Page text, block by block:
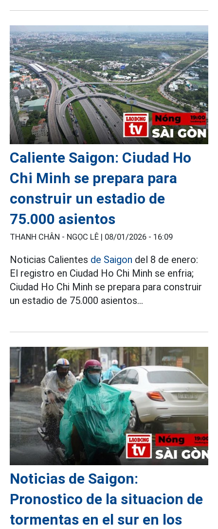
Caliente Saigon: Ciudad Ho
Chi Minh se prepara para
construir un estadio de
75.000 asientos
THANH CHÂN - NGỌC LÊ | 08/01/2026 - 16:09
Noticias Calientes de Saigon del 8 de enero:
El registro en Ciudad Ho Chi Minh se enfria;
Ciudad Ho Chi Minh se prepara para construir
un estadio de 75.000 asientos...
Noticias de Saigon:
Pronostico de la situacion de
tormentas en el sur en los